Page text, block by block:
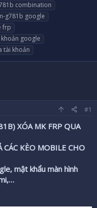
combination
g781b google
frp
google
tài khoản
#1
XÓA MK FRP QUA
CÁC KÈO MOBILE CHO
mật khẩu màn hình